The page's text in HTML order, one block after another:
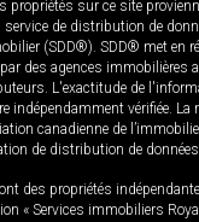
propriétés sur ce site
service de distribution de
(SDD®). SDD® met en
des agences immobilières
L'exactitude de
indépendamment vérifiée. La
canadienne de
de distribution de
des propriétés
« Services immobiliers